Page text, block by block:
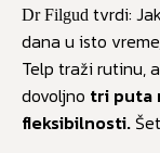
Dr Filgud tvrdi:
dana u isto
Telp traži rutinu,
dovoljno tri puta
fleksibilnosti.